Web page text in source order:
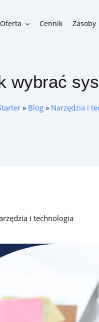
Oferta Cennik
Zasoby
Funkcjonalności
lojalnościowego
wybrać
» Blog» Narzędzia i
i technologia